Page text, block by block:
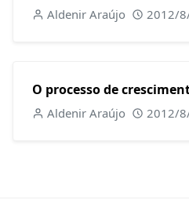
Aldenir Araújo 2012/
O processo de
Aldenir Araújo 2012/